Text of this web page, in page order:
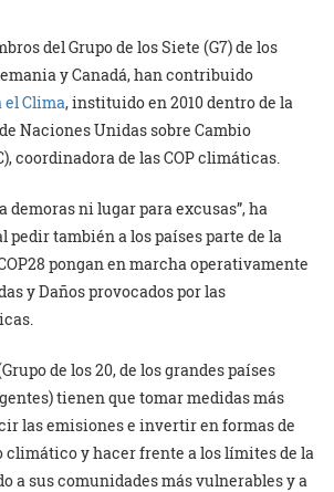
del Grupo de los Siete (G7) de los
y Canadá, han contribuido
el Clima, instituido en 2010 dentro de la
Naciones Unidas sobre Cambio
coordinadora de las COP climáticas.
demoras ni lugar para excusas”, ha
pedir también a los países parte de la
pongan en marcha operativamente
y Daños provocados por las
de los 20, de los grandes países
tienen que tomar medidas más
las emisiones e invertir en formas de
climático y hacer frente a los límites de la
a sus comunidades más vulnerables y a